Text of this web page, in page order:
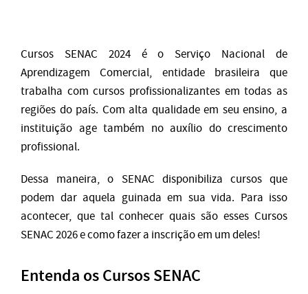
Cursos SENAC 2024 é o Serviço Nacional de
Aprendizagem Comercial, entidade brasileira que
trabalha com cursos profissionalizantes em todas as
regiões do país. Com alta qualidade em seu ensino, a
instituição age também no auxílio do crescimento
profissional.
Dessa maneira, o SENAC disponibiliza cursos que
podem dar aquela guinada em sua vida. Para isso
acontecer, que tal conhecer quais são esses Cursos
SENAC 2026 e como fazer a inscrição em um deles!
Entenda os Cursos SENAC